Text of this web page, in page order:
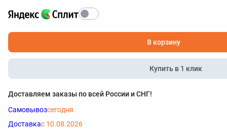
В корзину
Купить в 1 клик
Доставляем заказы по всей России и СНГ!
Самовывозсегодня
Доставкас 10.08.2026